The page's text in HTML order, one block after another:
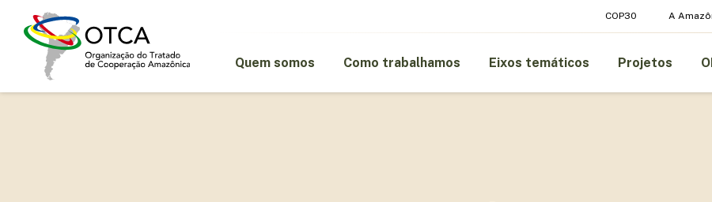
COP30 A
Quem somos Como trabalhamos Eixos temáticos Projetos